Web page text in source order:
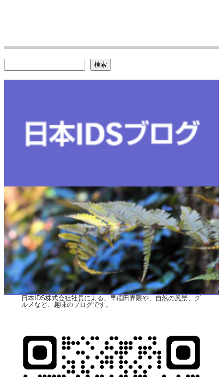
検索
日本IDS株式会社社員による、早稲田界隈や、自然の風景、グ
ルメなど、趣味のブログです。